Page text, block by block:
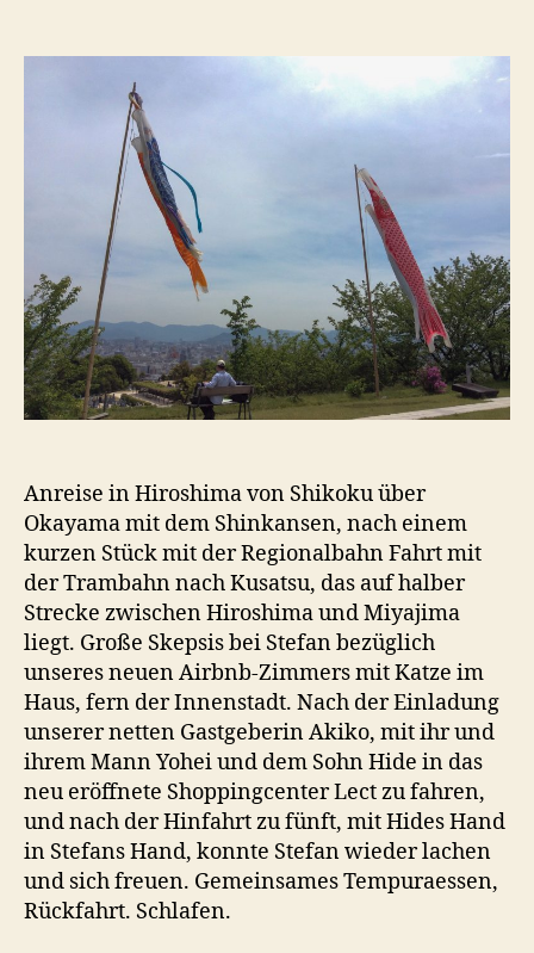
herzliche
Stadt,
und
lebensbejahend
bunt
(30.
April
–
5.
Mai)
Anreise in Hiroshima von Shikoku über
Okayama mit dem Shinkansen, nach einem
kurzen Stück mit der Regionalbahn Fahrt mit
der Trambahn nach Kusatsu, das auf halber
Strecke zwischen Hiroshima und Miyajima
liegt. Große Skepsis bei Stefan bezüglich
unseres neuen Airbnb-Zimmers mit Katze im
Haus, fern der Innenstadt. Nach der Einladung
unserer netten Gastgeberin Akiko, mit ihr und
ihrem Mann Yohei und dem Sohn Hide in das
neu eröffnete Shoppingcenter Lect zu fahren,
und nach der Hinfahrt zu fünft, mit Hides Hand
in Stefans Hand, konnte Stefan wieder lachen
und sich freuen. Gemeinsames Tempuraessen,
Rückfahrt. Schlafen.